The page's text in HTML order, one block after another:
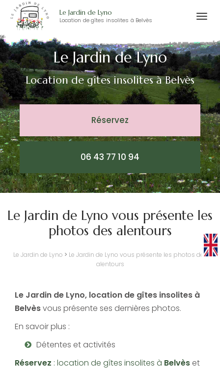
au
contenu
principal
Le Jardin de Lyno
Location de gîtes insolites à Belvès
Le Jardin de Lyno
Location de gîtes insolitesà Belvès
Réservez
06 43 77 10 94
Le Jardin de Lyno vous présente les
photos des alentours
Le Jardin de Lyno > Le Jardin de Lyno vous présente les photos des
alentours
Le Jardin de Lyno, location de gîtes insolites à
Belvèsvous présente ses dernières photos.
En savoir plus :
Détentes et activités
Réservez : location de gîtes insolites à Belvès et